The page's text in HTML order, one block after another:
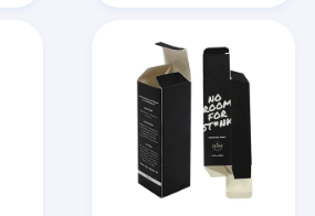
opakowania